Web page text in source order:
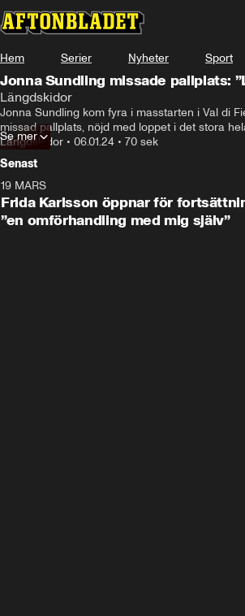
Hem Serier Nyheter Sport
Jonna Sundling missade pallplats:
Längdskidor
Jonna Sundling kom fyra i masstarten i Val di
missad pallplats, nöjd med loppet i det stora
Längdskidor • 06.01.24 • 70 sek
Se mer
Senast
19 MARS
Frida Karlsson öppnar för
”en omförhandling med mig själv”